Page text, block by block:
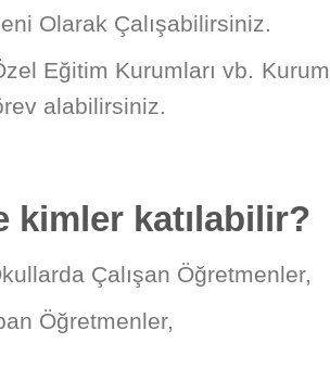
Olarak Çalışabilirsiniz.
Eğitim Kurumları vb. Kurum
alabilirsiniz.
kimler katılabilir?
Çalışan Öğretmenler,
Öğretmenler,